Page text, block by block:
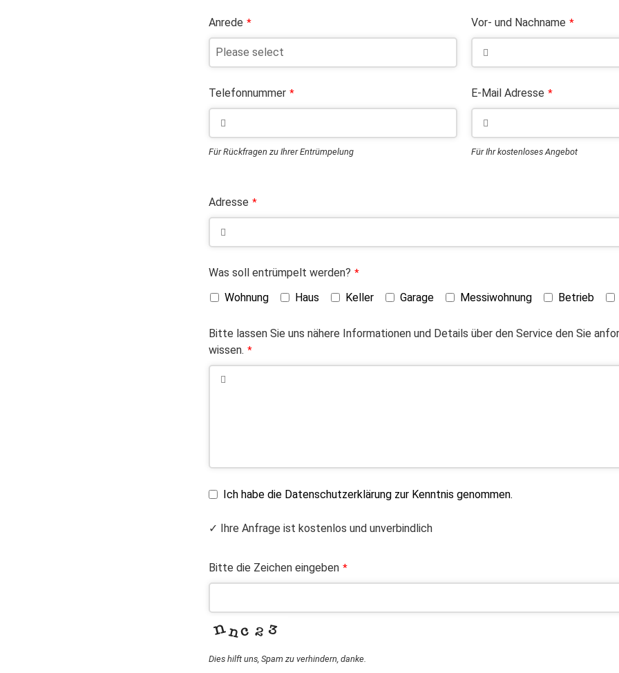
Anrede * Vor- und Nachname *
Telefonnummer *
Für Rückfragen zu Ihrer Entrümpelung
E-Mail Adresse *
Für Ihr kostenloses Angebot
Adresse *
Was soll entrümpelt werden? *
Wohnung Haus Keller Garage Messiwohnung Betrieb
Bitte lassen Sie uns nähere Informationen und Details über den Service den Sie
wissen. *
Ich habe die Datenschutzerklärung zur Kenntnis genommen.
✓ Ihre Anfrage ist kostenlos und unverbindlich
Bitte die Zeichen eingeben *
Dies hilft uns, Spam zu verhindern, danke.